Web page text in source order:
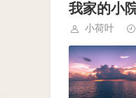
我家的小
小荷叶